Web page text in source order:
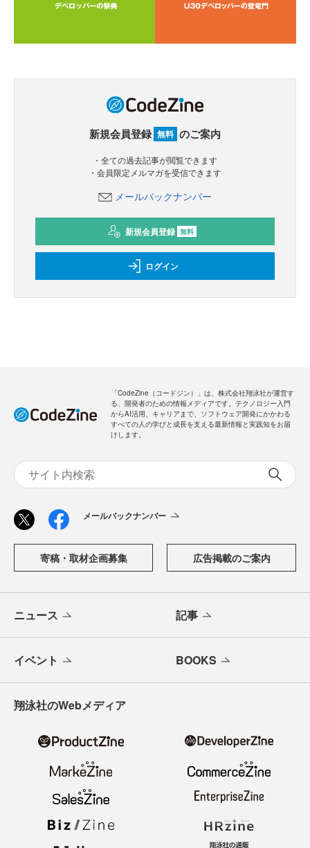
新規会員登録 無料 のご案内
・全ての過去記事が閲覧できます
・会員限定メルマガを受信できます
メールバックナンバー
新規会員登録 無料
ログイン
「CodeZine（コードジン）」は、株式会社翔泳社が運営す
る、開発者のための情報メディアです。テクノロジー入門
からAI活用、キャリアまで、ソフトウェア開発にかかわる
すべての人の学びと成長を支える最新情報と実践知をお届
けします。
メールバックナンバー
寄稿・取材企画募集 広告掲載のご案内
ニュース 記事
イベント BOOKS
翔泳社のWebメディア